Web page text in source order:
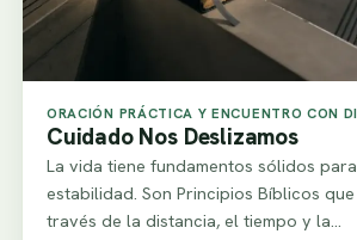
ORACIÓN PRÁCTICA Y ENCUENTRO CON
Cuidado Nos Deslizamos
La vida tiene fundamentos sólidos
estabilidad. Son Principios Bíblicos
través de la distancia, el tiempo y la…